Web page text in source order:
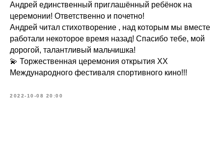
Андрей единственный приглашённый ребёнок на
церемонии! Ответственно и почетно!
Андрей читал стихотворение , над которым мы вместе
работали некоторое время назад! Спасибо тебе, мой
дорогой, талантливый мальчишка!
💫 Торжественная церемония открытия ХХ
Международного фестиваля спортивного кино!!!
2022-10-08 20:00